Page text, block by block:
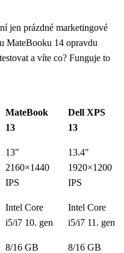
jen prázdné marketingové
MateBooku 14 opravdu
a víte co? Funguje to
MateBook
13
Dell XPS
13
13"
2160×1440
IPS
13.4"
1920×1200
IPS
Intel Core
i5/i7 10. gen
Intel Core
i5/i7 11. gen
8/16 GB 8/16 GB